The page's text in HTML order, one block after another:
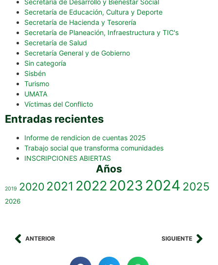
Secretaría de Desarrollo y Bienestar Social
Secretaría de Educación, Cultura y Deporte
Secretaría de Hacienda y Tesorería
Secretaría de Planeación, Infraestructura y TIC's
Secretaría de Salud
Secretaría General y de Gobierno
Sin categoría
Sisbén
Turismo
UMATA
Víctimas del Conflicto
Entradas recientes
Informe de rendicion de cuentas 2025
Trabajo social que transforma comunidades
INSCRIPCIONES ABIERTAS
Años
2019 20202021 2022 2023 2024 2025
2026
ANTERIOR SIGUIENTE